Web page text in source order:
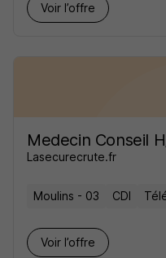
Voir l’offre
Medecin Conseil
Lasecurecrute.fr
Moulins - 03 CDI
Voir l’offre